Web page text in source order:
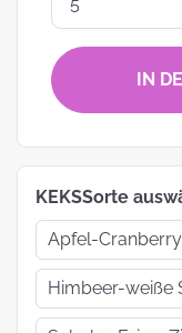
IN
KEKSSorte
Apfel-Cranberry
Himbeer-weiße